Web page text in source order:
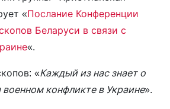
«Послание Конференции
Беларуси в связи с
«.
«Каждый из нас знает о
конфликте в Украине».